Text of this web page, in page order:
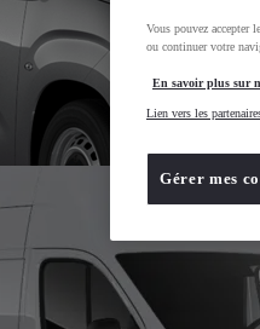
Vous pouvez accepter
ou continuer votre
En savoir plus sur
Lien vers les
Gérer mes